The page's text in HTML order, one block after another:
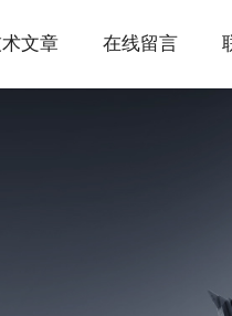
文章 在线留言